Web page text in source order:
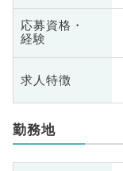
応募資格・
経験
求人特徴
勤務地